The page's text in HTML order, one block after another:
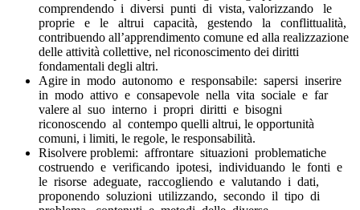
comprendendo i diversi punti di vista, valorizzando le
proprie e le altrui capacità, gestendo la conflittualità,
contribuendo all’apprendimento comune ed alla realizzazione
delle attività collettive, nel riconoscimento dei diritti
fondamentali degli altri.
Agire in modo autonomo e responsabile: sapersi inserire
in modo attivo e consapevole nella vita sociale e far
valere al suo interno i propri diritti e bisogni
riconoscendo al contempo quelli altrui, le opportunità
comuni, i limiti, le regole, le responsabilità.
Risolvere problemi: affrontare situazioni problematiche
costruendo e verificando ipotesi, individuando le fonti e
le risorse adeguate, raccogliendo e valutando i dati,
proponendo soluzioni utilizzando, secondo il tipo di